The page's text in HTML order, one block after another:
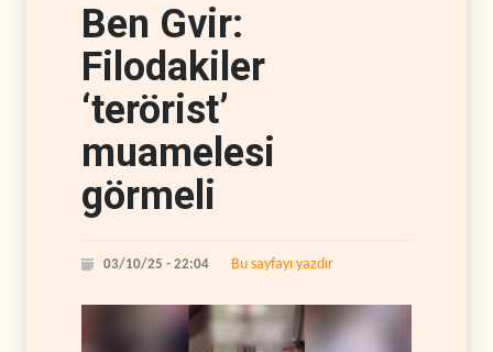
Ben Gvir:
Filodakiler
‘terörist’
muamelesi
görmeli
03/10/25 - 22:04 Bu sayfayı yazdır